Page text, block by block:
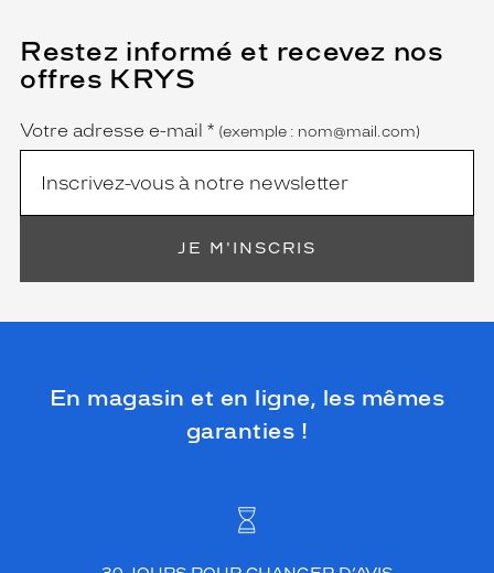
Restez informé et recevez nos
offres KRYS
Name
Votre adresse e-mail *
(Ce
champ
est
obligatoire)
(exemple : nom@mail.com)
JE M'INSCRIS
En magasin et en ligne, les mêmes
garanties !